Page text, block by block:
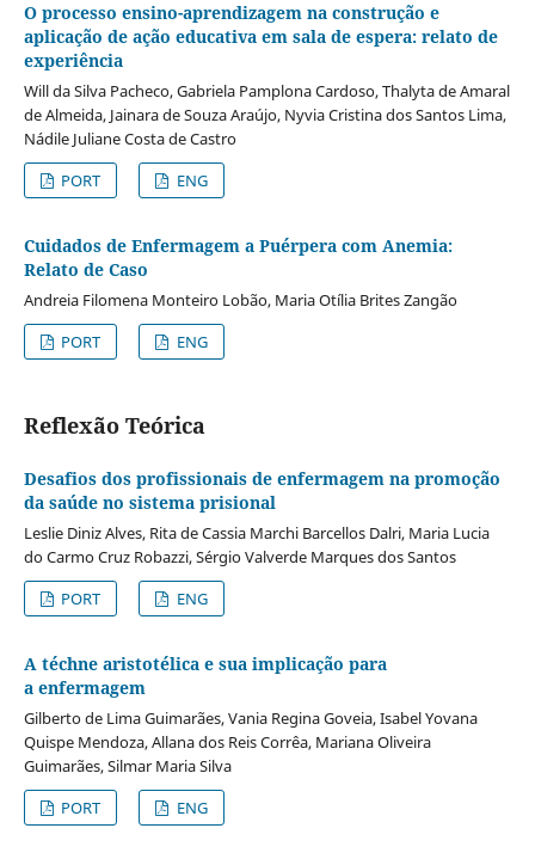
O processo ensino-aprendizagem na construção e
aplicação de ação educativa em sala de espera: relato de
experiência
Will da Silva Pacheco, Gabriela Pamplona Cardoso, Thalyta de Amaral
de Almeida, Jainara de Souza Araújo, Nyvia Cristina dos Santos Lima,
Nádile Juliane Costa de Castro
PORT
ENG
Cuidados de Enfermagem a Puérpera com Anemia:
Relato de Caso
Andreia Filomena Monteiro Lobão, Maria Otília Brites Zangão
PORT
ENG
Reflexão Teórica
Desafios dos profissionais de enfermagem na promoção
da saúde no sistema prisional
Leslie Diniz Alves, Rita de Cassia Marchi Barcellos Dalri, Maria Lucia
do Carmo Cruz Robazzi, Sérgio Valverde Marques dos Santos
PORT
ENG
A téchne aristotélica e sua implicação para
a enfermagem
Gilberto de Lima Guimarães, Vania Regina Goveia, Isabel Yovana
Quispe Mendoza, Allana dos Reis Corrêa, Mariana Oliveira
Guimarães, Silmar Maria Silva
PORT
ENG